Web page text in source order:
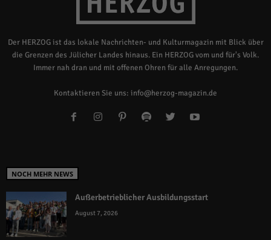
Der HERZOG ist das lokale Nachrichten- und Kulturmagazin mit Blick über
die Grenzen des Jülicher Landes hinaus. Ein HERZOG vom und für's Volk.
Immer nah dran und mit offenen Ohren für alle Anregungen.
Kontaktieren Sie uns: info@herzog-magazin.de
NOCH MEHR NEWS
Außerbetrieblicher Ausbildungsstart
August 7, 2026